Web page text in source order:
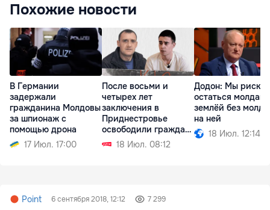
Похожие новости
В Германии
задержали
гражданина Молдовы
за шпионаж с
помощью дрона
17 Июл. 17:00
После восьми и
четырех лет
заключения в
Приднестровье
освободили граждан
Молдовы
18 Июл. 08:12
Додон: Мы
остаться
землёй без
на ней
18 Июл. 12:14
Point 6 сентября 2018, 12:12 7 299